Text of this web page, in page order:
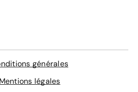
générales
Mentions légales